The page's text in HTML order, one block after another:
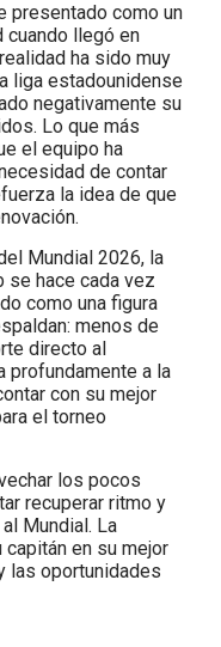
presentado como un
cuando llegó en
ha sido muy
liga estadounidense
negativamente su
Lo que más
el equipo ha
de contar
la idea de que
Mundial 2026, la
se hace cada vez
como una figura
menos de
directo al
profundamente a la
con su mejor
el torneo
los pocos
recuperar ritmo y
Mundial. La
en su mejor
las oportunidades